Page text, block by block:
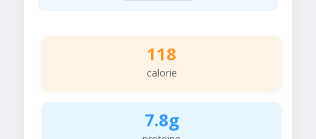
118
calorie
7.8g